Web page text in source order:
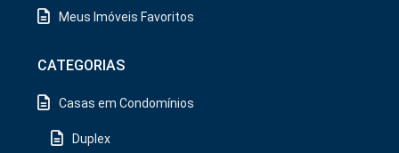
Meus Imóveis Favoritos
CATEGORIAS
Casas em Condomínios
Duplex